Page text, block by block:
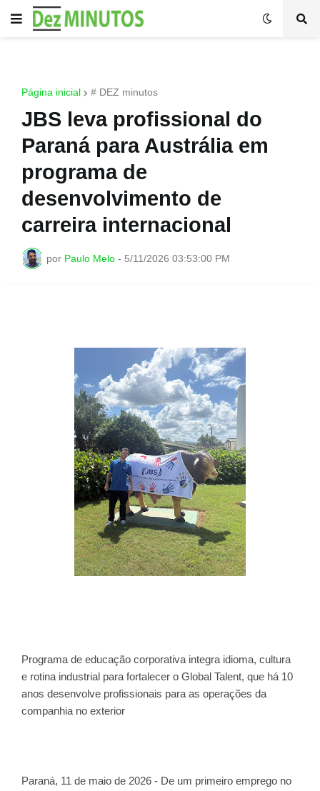
Página inicial # DEZ minutos
JBS leva profissional do
Paraná para Austrália em
programa de
desenvolvimento de
carreira internacional
por Paulo Melo - 5/11/2026 03:53:00 PM
Programa de educação corporativa integra idioma, cultura
e rotina industrial para fortalecer o Global Talent, que há 10
anos desenvolve profissionais para as operações da
companhia no exterior
Paraná, 11 de maio de 2026 - De um primeiro emprego no